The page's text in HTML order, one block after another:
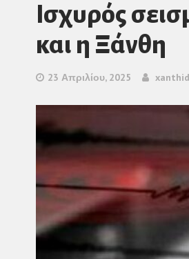
Ισχυρός
και η Ξάνθη
23 Απριλίου, 2025